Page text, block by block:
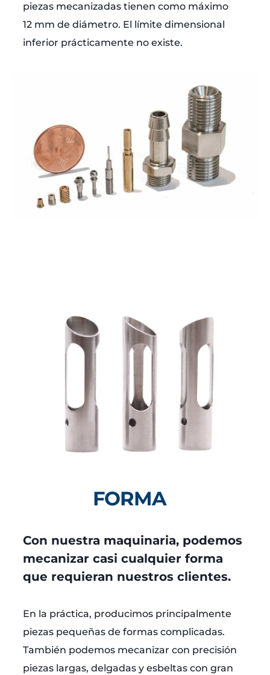
piezas mecanizadas tienen como máximo
12 mm de diámetro. El límite dimensional
inferior prácticamente no existe.
FORMA
Con nuestra maquinaria, podemos
mecanizar casi cualquier forma
que requieran nuestros clientes.
En la práctica, producimos principalmente
piezas pequeñas de formas complicadas.
También podemos mecanizar con precisión
piezas largas, delgadas y esbeltas con gran